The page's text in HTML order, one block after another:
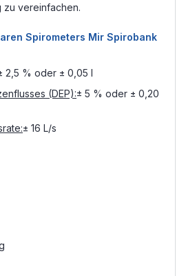
zu vereinfachen.
Spirometers Mir Spirobank
2,5 % oder ± 0,05 l
(DEP):± 5 % oder ± 0,20
± 16 L/s